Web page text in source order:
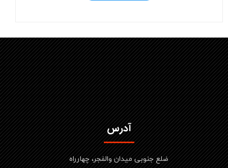
آدرس
ضلع جنوبی میدان والفجر، چهارراه